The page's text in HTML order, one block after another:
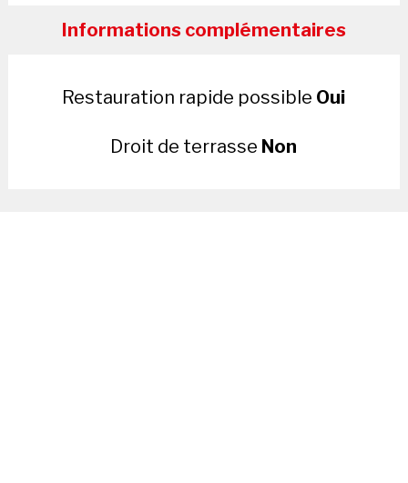
Informations complémentaires
Restauration rapide possible Oui
Droit de terrasse Non